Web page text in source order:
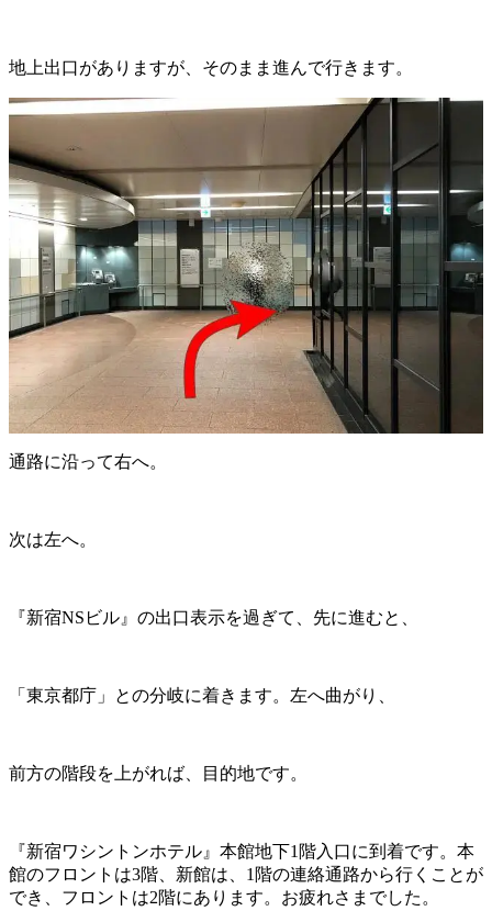
地上出口がありますが、そのまま進んで行きます。
通路に沿って右へ。
次は左へ。
『新宿NSビル』の出口表示を過ぎて、先に進むと、
「東京都庁」との分岐に着きます。左へ曲がり、
前方の階段を上がれば、目的地です。
『新宿ワシントンホテル』本館地下1階入口に到着です。本
館のフロントは3階、新館は、1階の連絡通路から行くことが
でき、フロントは2階にあります。お疲れさまでした。